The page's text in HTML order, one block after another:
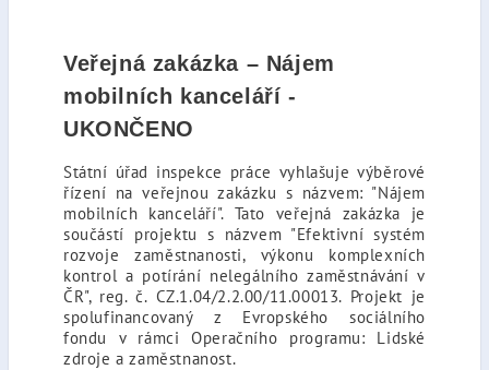
Veřejná zakázka – Nájem
mobilních kanceláří -
UKONČENO
Státní úřad inspekce práce vyhlašuje výběrové
řízení na veřejnou zakázku s názvem: "Nájem
mobilních kanceláří". Tato veřejná zakázka je
součástí projektu s názvem "Efektivní systém
rozvoje zaměstnanosti, výkonu komplexních
kontrol a potírání nelegálního zaměstnávání v
ČR", reg. č. CZ.1.04/2.2.00/11.00013. Projekt je
spolufinancovaný z Evropského sociálního
fondu v rámci Operačního programu: Lidské
zdroje a zaměstnanost.